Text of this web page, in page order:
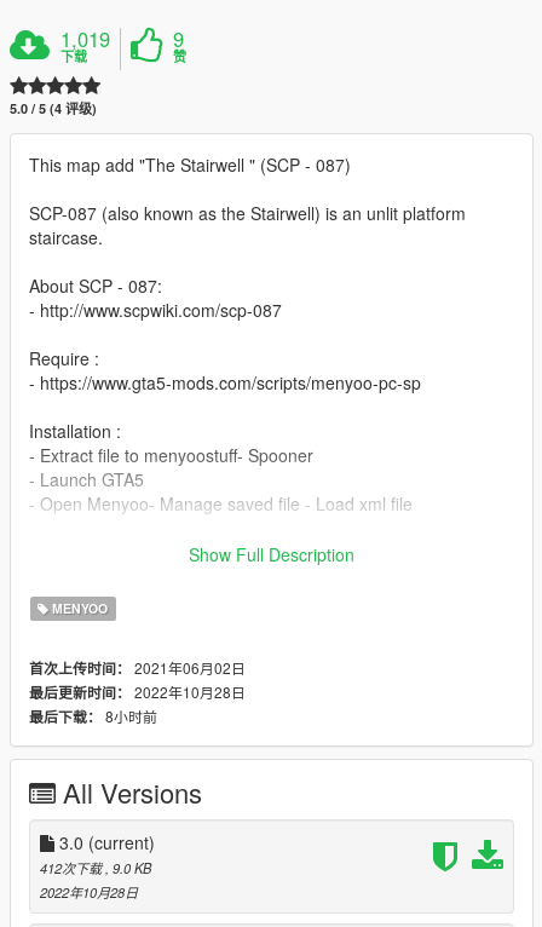
1,019
下载
9
赞
5.0 / 5 (4 评级)
This map add "The Stairwell " (SCP - 087)
SCP-087 (also known as the Stairwell) is an unlit platform
staircase.
About SCP - 087:
- http://www.scpwiki.com/scp-087
Require :
- https://www.gta5-mods.com/scripts/menyoo-pc-sp
Installation :
- Extract file to menyoostuff- Spooner
- Launch GTA5
- Open Menyoo- Manage saved file - Load xml file
- additional features
- More deeper stairs
1.0
- Initial Released
Show Full Description
MENYOO
首次上传时间： 2021年06月02日
最后更新时间： 2022年10月28日
最后下载： 8小时前
All Versions
3.0 (current)
412次下载 , 9.0 KB
2022年10月28日